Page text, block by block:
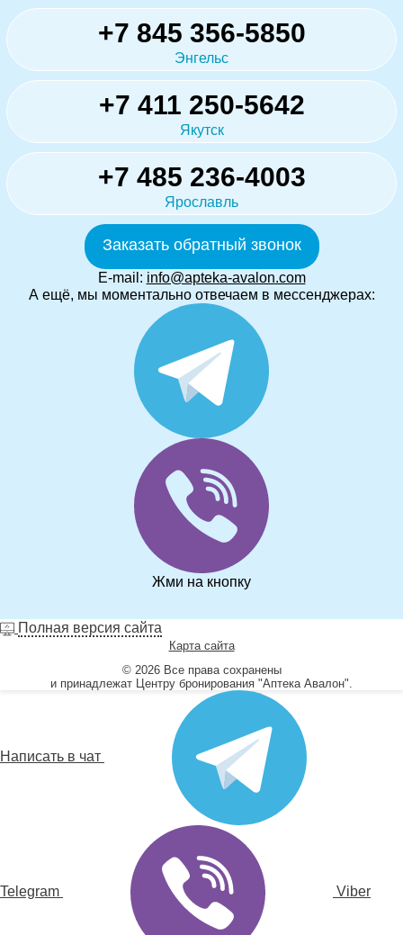
+7 845 356-5850
Энгельс
+7 411 250-5642
Якутск
+7 485 236-4003
Ярославль
Заказать обратный звонок
E-mail: info@apteka-avalon.com
А ещё, мы моментально отвечаем в мессенджерах:
Жми на кнопку
Полная версия сайта
Карта сайта
© 2026 Все права сохранены
и принадлежат Центру бронирования "Аптека Авалон".
Написать в чат
Telegram Viber